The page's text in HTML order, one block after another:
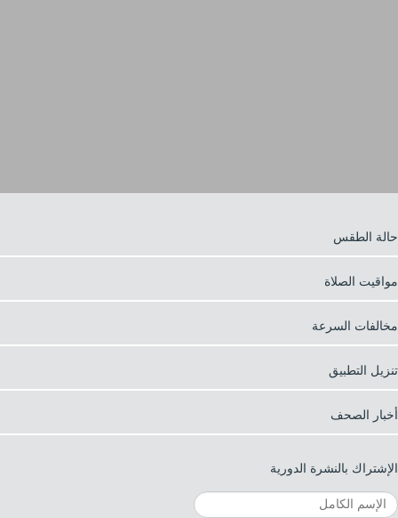
حالة الطقس
مواقيت الصلاة
مخالفات السرعة
تنزيل التطبيق
أخبار الصحف
الإشتراك بالنشرة الدورية